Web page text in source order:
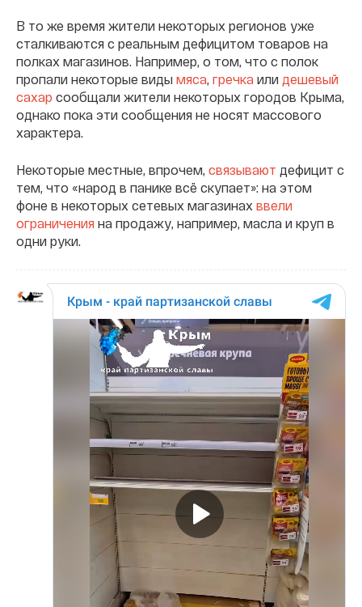
В то же время жители некоторых регионов уже
сталкиваются с реальным дефицитом товаров на
полках магазинов. Например, о том, что с полок
пропали некоторые виды мяса, гречка или дешевый
сахар сообщали жители некоторых городов Крыма,
однако пока эти сообщения не носят массового
характера.
Некоторые местные, впрочем, связывают дефицит с
тем, что «народ в панике всё скупает»: на этом
фоне в некоторых сетевых магазинах ввели
ограничения на продажу, например, масла и круп в
одни руки.